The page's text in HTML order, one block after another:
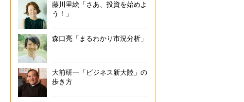
藤川里絵「さあ、投資を始めよ
う！」
森口亮「まるわかり市況分析」
大前研一「ビジネス新大陸」の
歩き方